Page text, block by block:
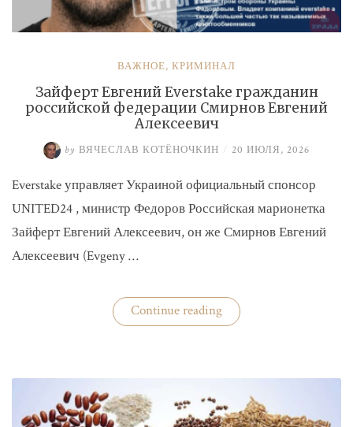
ВАЖНОЕ, КРИМИНАЛ
Зайферт Евгений Everstake гражданин
российской федерации Смирнов Евгений
Алексеевич
by ВЯЧЕСЛАВ КОТЁНОЧКИН / 20 ИЮЛЯ, 2026
Everstake управляет Украиной официальный спонсор
UNITED24 , министр Федоров Российская марионетка
Зайферт Евгений Алексеевич, он же Смирнов Евгений
Алексеевич (Evgeny …
Continue reading«Зайферт
Евгений
федерации
Евгений
Алексеевич»